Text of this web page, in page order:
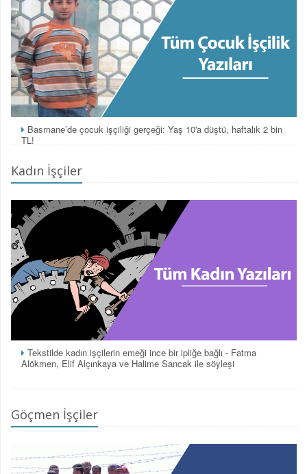
Basmane’de çocuk işçiliği gerçeği: Yaş 10'a düştü, haftalık 2 bin
TL!
Kadın İşçiler
Tekstilde kadın işçilerin emeği ince bir ipliğe bağlı - Fatma
Alökmen, Elif Alçınkaya ve Halime Sancak ile söyleşi
Göçmen İşçiler